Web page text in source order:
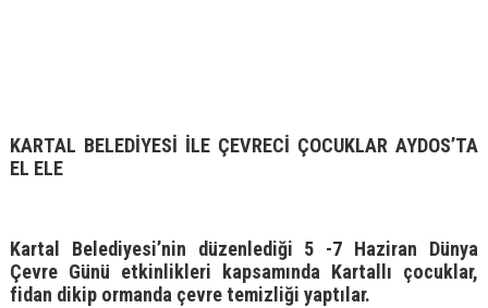
KARTAL BELEDİYESİ İLE ÇEVRECİ ÇOCUKLAR AYDOS’TA
EL ELE
Kartal Belediyesi’nin düzenlediği 5 -7 Haziran Dünya
Çevre Günü etkinlikleri kapsamında Kartallı çocuklar,
fidan dikip ormanda çevre temizliği yaptılar.